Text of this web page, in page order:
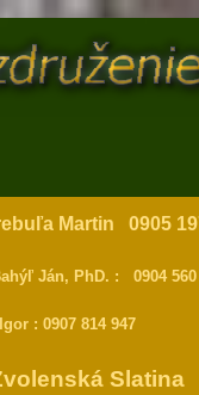
Martin 0905
Ján, PhD. : 0904 560
: 0907 814 947
Slatina